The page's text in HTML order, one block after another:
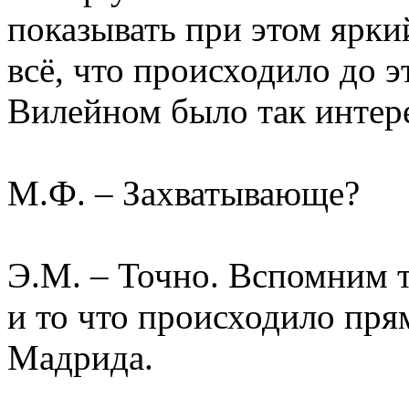
показывать при этом
всё, что происходило до
Вилейном было так
М.Ф. – Захватывающе?
Э.М. – Точно. Вспомним
и то что происходило
Мадрида.